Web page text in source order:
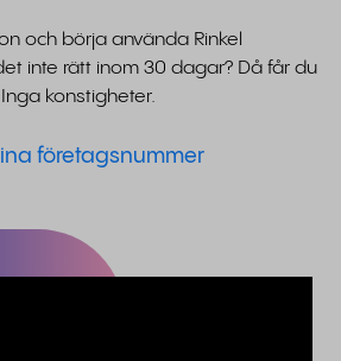
och börja använda Rinkel
inte rätt inom 30 dagar? Då får du
Inga konstigheter.
företagsnummer